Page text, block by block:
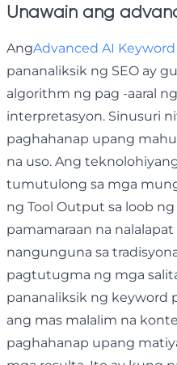
Unawain ang
AngAdvanced AI Keyword
pananaliksik ng SEO ay
algorithm ng pag -aaral
interpretasyon. Sinusuri
paghahanap upang
na uso. Ang
tumutulong sa mga
ng Tool Output sa loob
pamamaraan na
nangunguna sa
pagtutugma ng mga
pananaliksik ng keyword
ang mas malalim na
paghahanap upang